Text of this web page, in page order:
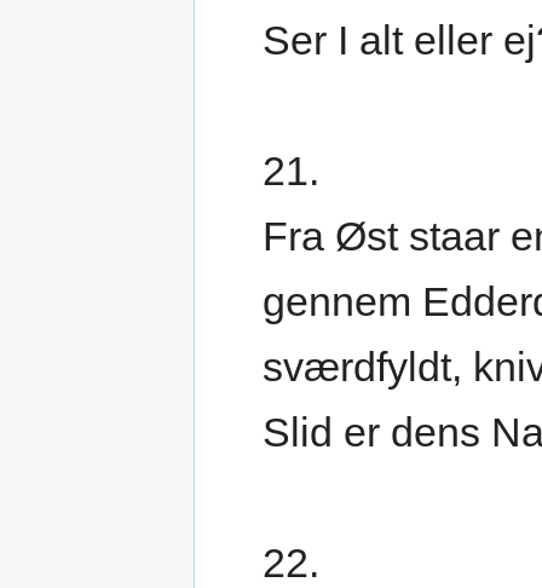
Ser I alt eller
21.
Fra Øst staar
gennem
sværdfyldt,
Slid er dens
22.